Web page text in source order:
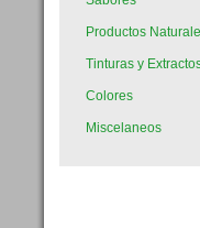
Productos
Tinturas y
Colores
Miscelaneos